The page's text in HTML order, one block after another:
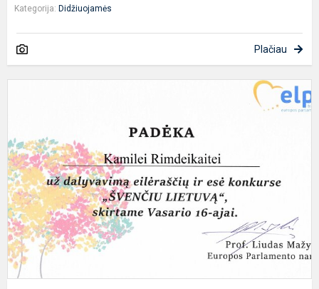
Kategorija: Didžiuojamės
Plačiau